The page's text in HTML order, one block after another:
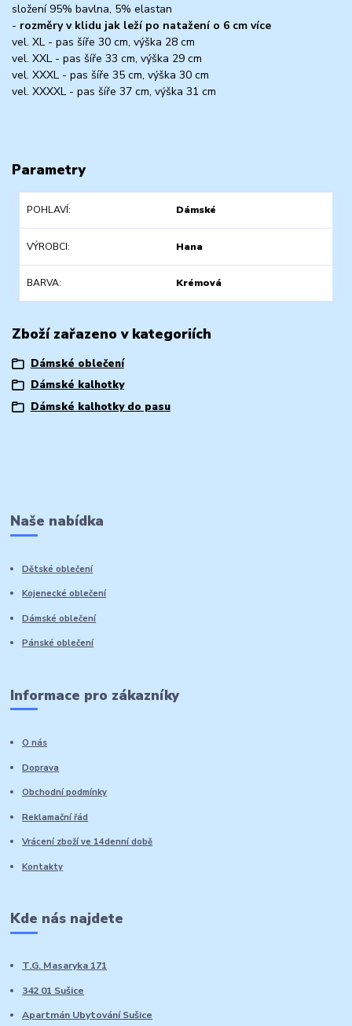
složení 95% bavlna, 5% elastan
- rozměry v klidu jak leží po natažení o 6 cm více
vel. XL - pas šíře 30 cm, výška 28 cm
vel. XXL - pas šíře 33 cm, výška 29 cm
vel. XXXL - pas šíře 35 cm, výška 30 cm
vel. XXXXL - pas šíře 37 cm, výška 31 cm
Parametry
POHLAVÍ Dámské
VÝROBCI Hana
BARVA Krémová
Zboží zařazeno v kategoriích
Dámské oblečení
Dámské kalhotky
Dámské kalhotky do pasu
Naše nabídka
Dětské oblečení
Kojenecké oblečení
Dámské oblečení
Pánské oblečení
Informace pro zákazníky
O nás
Doprava
Obchodní podmínky
Reklamační řád
Vrácení zboží ve 14denní době
Kontakty
Kde nás najdete
T.G. Masaryka 171
342 01 Sušice
Apartmán Ubytování Sušice